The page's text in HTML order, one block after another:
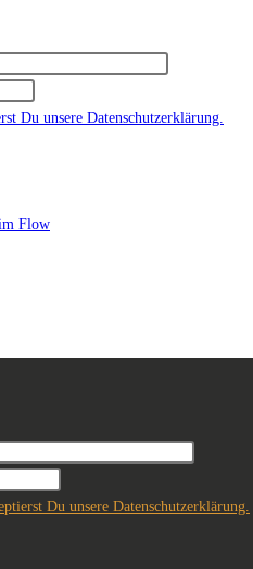
Du unsere Datenschutzerklärung.
Flow
Du unsere Datenschutzerklärung.